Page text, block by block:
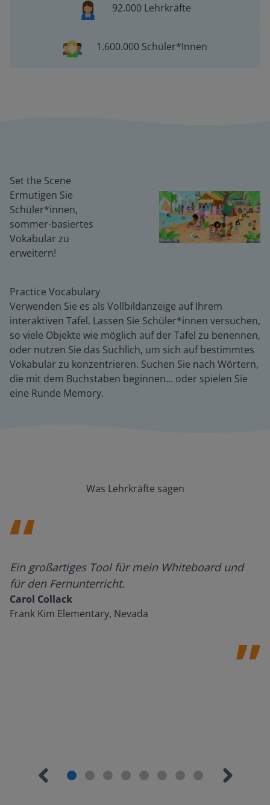
92.000 Lehrkräfte
1.600.000 Schüler*Innen
Set the Scene
Ermutigen Sie
Schüler*innen,
sommer-basiertes
Vokabular zu
erweitern!
Practice Vocabulary
Verwenden Sie es als Vollbildanzeige auf Ihrem
interaktiven Tafel. Lassen Sie Schüler*innen versuchen,
so viele Objekte wie möglich auf der Tafel zu benennen,
oder nutzen Sie das Suchlich, um sich auf bestimmtes
Vokabular zu konzentrieren. Suchen Sie nach Wörtern,
die mit dem Buchstaben beginnen... oder spielen Sie
eine Runde Memory.
Was Lehrkräfte sagen
Ein großartiges Tool für mein Whiteboard und
für den Fernunterricht.
Carol Collack
Frank Kim Elementary, Nevada